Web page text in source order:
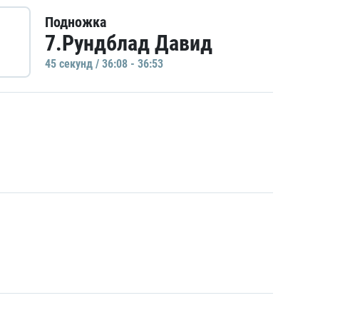
Подножка
7.Рундблад Давид
45 секунд / 36:08 - 36:53